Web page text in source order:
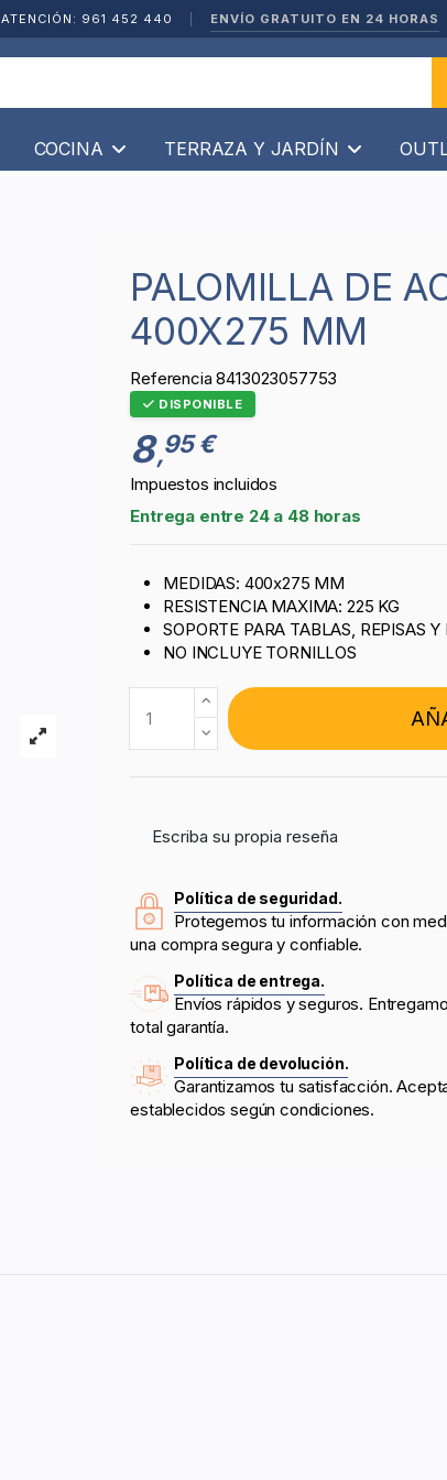
ATENCIÓN: 961 452 440 ENVÍO GRATUITO EN 24 HORAS
COCINA TERRAZA Y JARDÍN
PALOMILLA DE ACERO BLANCO -
400X275 MM
Referencia 8413023057753
DISPONIBLE
8,95 €
Impuestos incluidos
Entrega entre 24 a 48 horas
MEDIDAS: 400x275 MM
RESISTENCIA MAXIMA: 225 KG
SOPORTE PARA TABLAS, REPISAS Y
NO INCLUYE TORNILLOS
Escriba su propia reseña
Política de seguridad.
Protegemos tu información con
una compra segura y confiable.
Política de entrega.
Envíos rápidos y seguros.
total garantía.
Política de devolución.
Garantizamos tu satisfacción.
establecidos según condiciones.